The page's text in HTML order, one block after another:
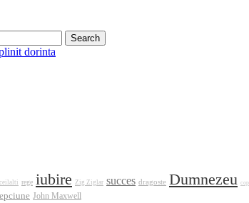
ceilalti rege iubire Zig Ziglar succes dragoste Dumnezeu
John Maxwell